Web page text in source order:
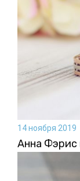
14 ноября 2019
Анна Фэрис